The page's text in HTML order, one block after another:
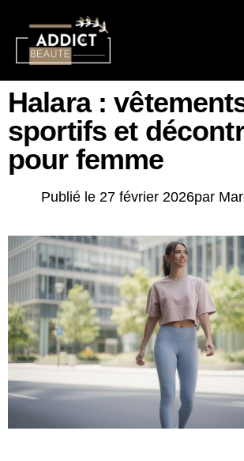
Halara :
sportifs et
pour femme
Publié le 27 février 2026par